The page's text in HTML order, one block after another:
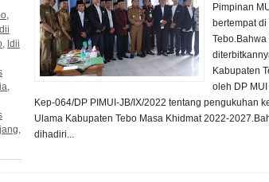
ldii
Pimpinan
bertempat di
Kabupaten
oleh DP
Kep-064/DP PIMUI-JB/IX/2022 tentang pengukuhan
Ulama Kabupaten Tebo Masa Khidmat 2022-
dihadiri...